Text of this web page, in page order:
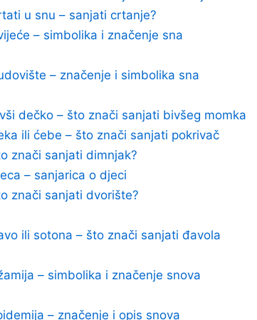
u snu – sanjati crtanje?
– simbolika i značenje sna
– značenje i simbolika sna
dečko – što znači sanjati bivšeg momka
ili ćebe – što znači sanjati pokrivač
znači sanjati dimnjak?
– sanjarica o djeci
znači sanjati dvorište?
ili sotona – što znači sanjati đavola
– simbolika i značenje snova
– značenje i opis snova